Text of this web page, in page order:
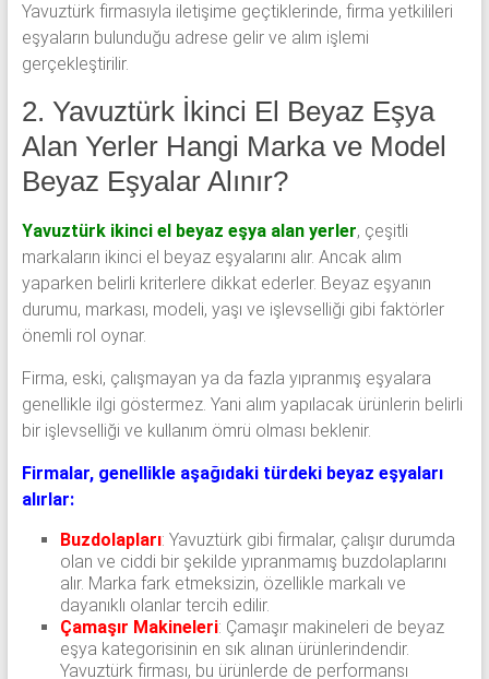
Yavuztürk firmasıyla iletişime geçtiklerinde, firma yetkilileri
eşyaların bulunduğu adrese gelir ve alım işlemi
gerçekleştirilir.
2. Yavuztürk İkinci El Beyaz Eşya
Alan Yerler Hangi Marka ve Model
Beyaz Eşyalar Alınır?
Yavuztürk ikinci el beyaz eşya alan yerler, çeşitli
markaların ikinci el beyaz eşyalarını alır. Ancak alım
yaparken belirli kriterlere dikkat ederler. Beyaz eşyanın
durumu, markası, modeli, yaşı ve işlevselliği gibi faktörler
önemli rol oynar.
Firma, eski, çalışmayan ya da fazla yıpranmış eşyalara
genellikle ilgi göstermez. Yani alım yapılacak ürünlerin belirli
bir işlevselliği ve kullanım ömrü olması beklenir.
Firmalar, genellikle aşağıdaki türdeki beyaz eşyaları
alırlar:
Buzdolapları: Yavuztürk gibi firmalar, çalışır durumda
olan ve ciddi bir şekilde yıpranmamış buzdolaplarını
alır. Marka fark etmeksizin, özellikle markalı ve
dayanıklı olanlar tercih edilir.
Çamaşır Makineleri: Çamaşır makineleri de beyaz
eşya kategorisinin en sık alınan ürünlerindendir.
Yavuztürk firması, bu ürünlerde de performansı